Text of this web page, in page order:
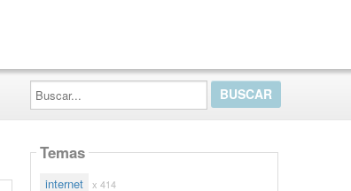
Buscar...
Temas
internet x 414